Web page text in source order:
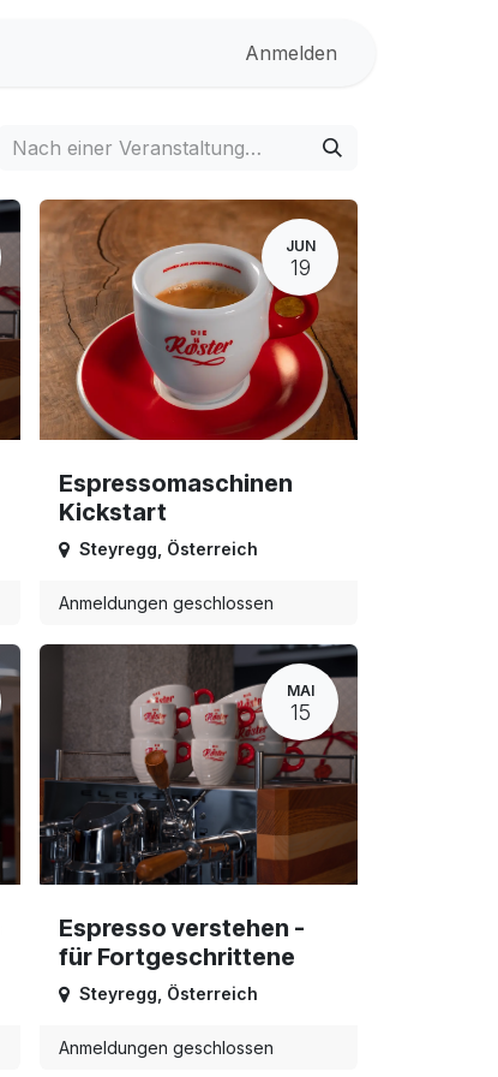
Anmelden
JUN
19
Espressomaschinen
Kickstart
Steyregg Österreich
Anmeldungen geschlossen
MAI
15
Espresso verstehen -
für Fortgeschrittene
Steyregg Österreich
Anmeldungen geschlossen